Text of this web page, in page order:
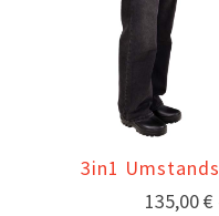
3in1
135,00€